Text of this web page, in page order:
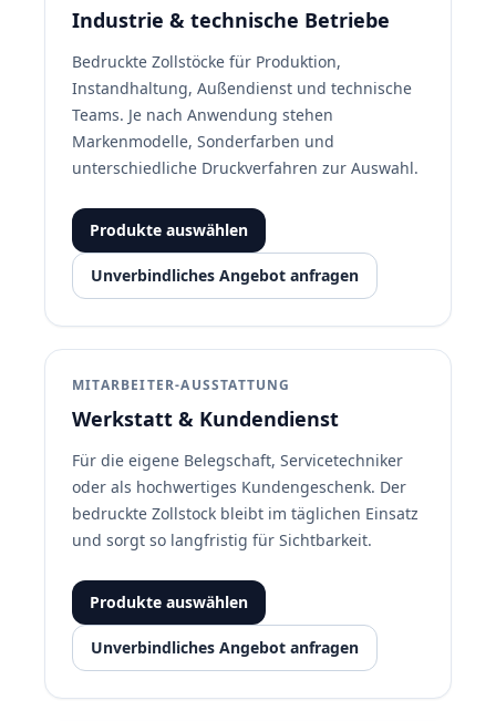
Industrie & technische Betriebe
Bedruckte Zollstöcke für Produktion,
Instandhaltung, Außendienst und technische
Teams. Je nach Anwendung stehen
Markenmodelle, Sonderfarben und
unterschiedliche Druckverfahren zur Auswahl.
Produkte auswählen
Unverbindliches Angebot anfragen
MITARBEITER-AUSSTATTUNG
Werkstatt & Kundendienst
Für die eigene Belegschaft, Servicetechniker
oder als hochwertiges Kundengeschenk. Der
bedruckte Zollstock bleibt im täglichen Einsatz
und sorgt so langfristig für Sichtbarkeit.
Produkte auswählen
Unverbindliches Angebot anfragen